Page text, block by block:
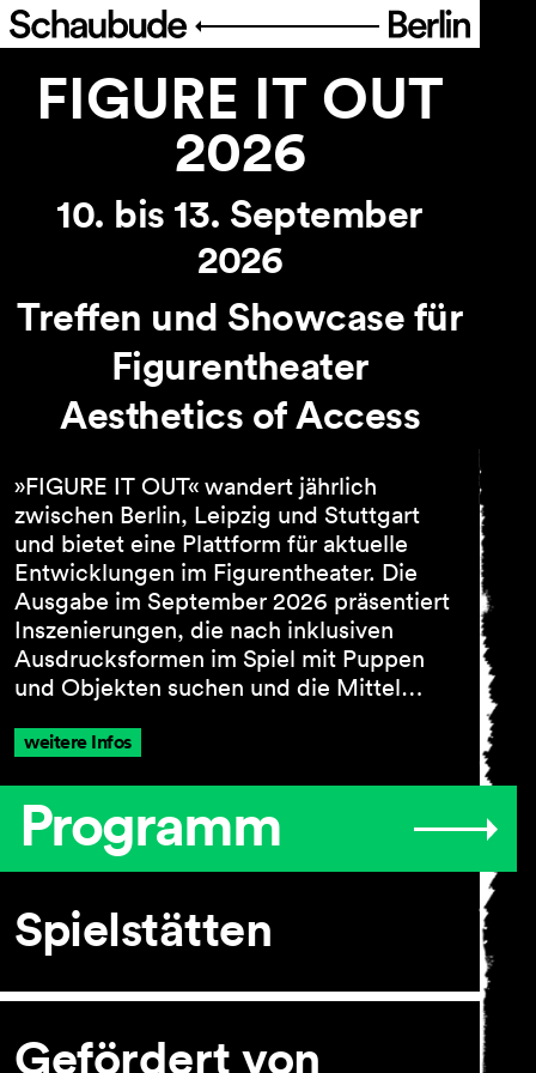
Programm
Theaterpädagogik
FIGURE IT OUT
Festival Theater der Dinge
Reihen und Projekte
Archiv
Ticket
Barrierefreiheit
Über uns
FIGURE IT OUT
2026
10. bis 13. September
2026
Treffen und Showcase für
Figurentheater
Aesthetics of Access
»FIGURE IT OUT« wandert jährlich
zwischen Berlin, Leipzig und Stuttgart
und bietet eine Plattform für aktuelle
Entwicklungen im Figurentheater. Die
Ausgabe im September 2026 präsentiert
Inszenierungen, die nach inklusiven
Ausdrucksformen im Spiel mit Puppen
und Objekten suchen und die Mittel…
weitere Infos
Programm
Spielstätten
Gefördert von